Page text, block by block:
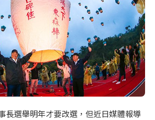
長選舉明年才要改選，但近日媒體報導